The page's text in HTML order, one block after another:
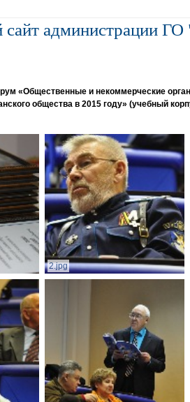
администрации ГО
«Общественные и некоммерческие
общества в 2015 году» (учебный
2.jpg